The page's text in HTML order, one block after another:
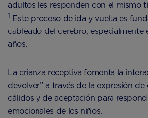
adultos les responden con el mismo
1 Este proceso de ida y vuelta es
cableado del cerebro, especialmente
años.
La crianza receptiva fomenta la
devolver” a través de la expresión
cálidos y de aceptación para
emocionales de los niños.